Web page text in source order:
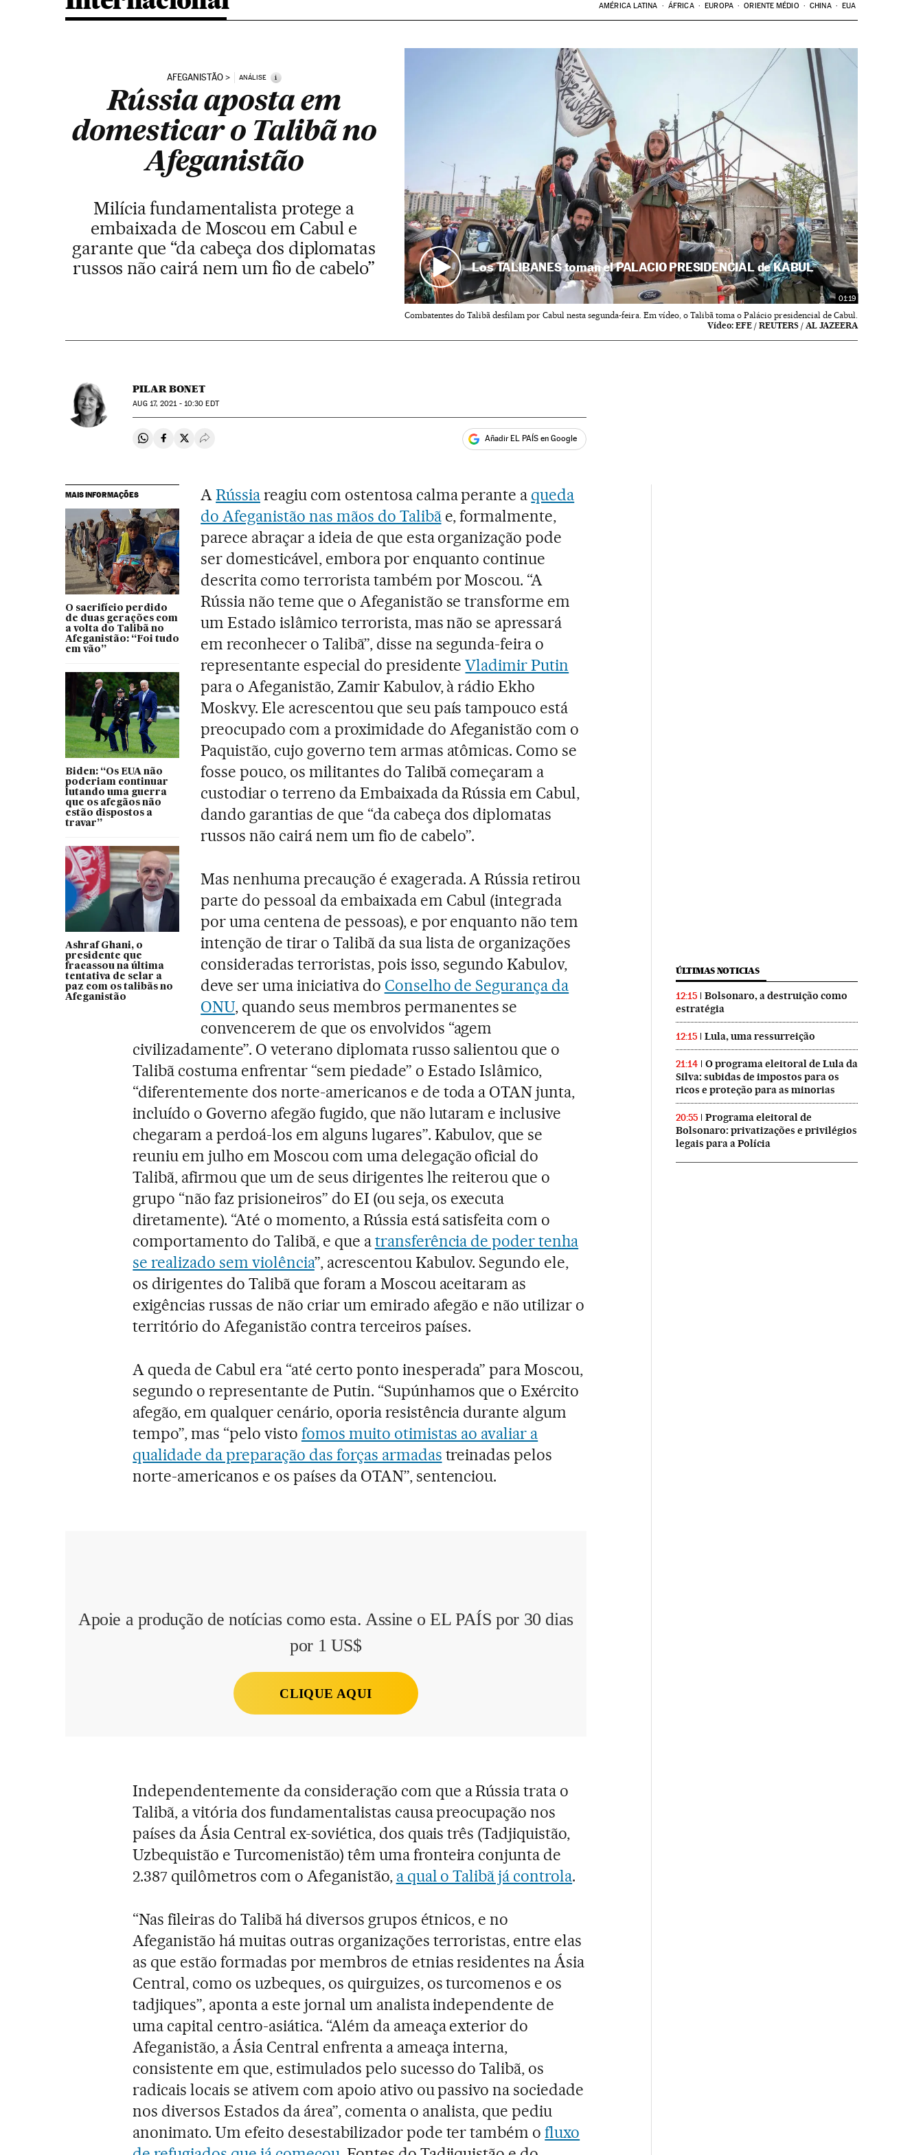
AMÉRICA LATINA ÁFRICA EUROPA ORIENTE MÉDIO CHINA EUA
AFEGANISTÃO ANÁLISE i
Rússia aposta em
domesticar o Talibã no
Afeganistão
Milícia fundamentalista protege a
embaixada de Moscou em Cabul e
garante que “da cabeça dos diplomatas
russos não cairá nem um fio de cabelo”
01:19
Los TALIBANES toman el PALACIO PRESIDENCIAL de KABUL
Combatentes do Talibã desfilam por Cabul nesta segunda-feira. Em vídeo, o Talibã toma o Palácio presidencial de Cabul.
Vídeo: EFE / REUTERS / AL JAZEERA
PILAR BONET
AUG17, 2021 - 10:30 EDT
Compartir en Whatsapp
Compartir en Facebook
Compartir en Twitter
Desplegar Redes Sociales Añadir EL PAÍS en Google
MAIS INFORMAÇÕES
O sacrifício perdido
de duas gerações com
a volta do Talibã no
Afeganistão: “Foi tudo
em vão”
Biden: “Os EUA não
poderiam continuar
lutando uma guerra
que os afegãos não
estão dispostos a
travar”
Ashraf Ghani, o
presidente que
fracassou na última
tentativa de selar a
paz com os talibãs no
Afeganistão
ARússiareagiu com ostentosa calma perante a queda
do Afeganistão nas mãos do Talibãe, formalmente,
parece abraçar a ideia de que esta organização pode
ser domesticável, embora por enquanto continue
descrita como terrorista também por Moscou. “A
Rússia não teme que o Afeganistão se transforme em
um Estado islâmico terrorista, mas não se apressará
em reconhecer o Talibã”, disse na segunda-feira o
representante especial do presidenteVladimir Putin
para o Afeganistão, Zamir Kabulov, à rádio Ekho
Moskvy. Ele acrescentou que seu país tampouco está
preocupado com a proximidade do Afeganistão com o
Paquistão, cujo governo tem armas atômicas. Como se
fosse pouco, os militantes do Talibã começaram a
custodiar o terreno da Embaixada da Rússia em Cabul,
dando garantias de que “da cabeça dos diplomatas
russos não cairá nem um fio de cabelo”.
Mas nenhuma precaução é exagerada. A Rússia retirou
parte do pessoal da embaixada em Cabul (integrada
por uma centena de pessoas), e por enquanto não tem
intenção de tirar o Talibã da sua lista de organizações
consideradas terroristas, pois isso, segundo Kabulov,
deve ser uma iniciativa do Conselho de Segurança da
ONU, quando seus membros permanentes se
convencerem de que os envolvidos “agem
civilizadamente”. O veterano diplomata russo salientou que o
Talibã costuma enfrentar “sem piedade” o Estado Islâmico,
“diferentemente dos norte-americanos e de toda a OTAN junta,
incluído o Governo afegão fugido, que não lutaram e inclusive
chegaram a perdoá-los em alguns lugares”. Kabulov, que se
reuniu em julho em Moscou com uma delegação oficial do
Talibã, afirmou que um de seus dirigentes lhe reiterou que o
grupo “não faz prisioneiros” do EI (ou seja, os executa
diretamente). “Até o momento, a Rússia está satisfeita com o
comportamento do Talibã, e que atransferência de poder tenha
se realizado sem violência”, acrescentou Kabulov. Segundo ele,
os dirigentes do Talibã que foram a Moscou aceitaram as
exigências russas de não criar um emirado afegão e não utilizar o
território do Afeganistão contra terceiros países.
A queda de Cabul era “até certo ponto inesperada” para Moscou,
segundo o representante de Putin. “Supúnhamos que o Exército
afegão, em qualquer cenário, oporia resistência durante algum
tempo”, mas “pelo visto fomos muito otimistas ao avaliar a
qualidade da preparação das forças armadas treinadas pelos
norte-americanos e os países da OTAN”, sentenciou.
Apoie a produção de notícias como esta. Assine o EL PAÍS por 30 dias
por 1 US$
CLIQUE AQUI
Independentemente da consideração com que a Rússia trata o
Talibã, a vitória dos fundamentalistas causa preocupação nos
países da Ásia Central ex-soviética, dos quais três (Tadjiquistão,
Uzbequistão e Turcomenistão) têm uma fronteira conjunta de
2.387 quilômetros com o Afeganistão, a qual o Talibã já controla.
“Nas fileiras do Talibã há diversos grupos étnicos, e no
Afeganistão há muitas outras organizações terroristas, entre elas
as que estão formadas por membros de etnias residentes na Ásia
Central, como os uzbeques, os quirguizes, os turcomenos e os
tadjiques”, aponta a este jornal um analista independente de
uma capital centro-asiática. “Além da ameaça exterior do
Afeganistão, a Ásia Central enfrenta a ameaça interna,
consistente em que, estimulados pelo sucesso do Talibã, os
radicais locais se ativem com apoio ativo ou passivo na sociedade
nos diversos Estados da área”, comenta o analista, que pediu
anonimato. Um efeito desestabilizador pode ter também ofluxo
ÚLTIMAS NOTICIAS
12:15
Bolsonaro, a destruição como
estratégia
12:15 Lula, uma ressurreição
21:14
O programa eleitoral de Lula da
Silva: subidas de impostos para os
ricos e proteção para as minorias
20:55
Programa eleitoral de
Bolsonaro: privatizações e privilégios
legais para a Polícia